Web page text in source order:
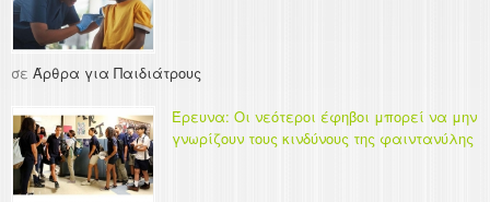
σε Άρθρα για Παιδιάτρους
Έρευνα: Οι νεότεροι έφηβοι μπορεί να μην
γνωρίζουν τους κινδύνους της φαιντανύλης